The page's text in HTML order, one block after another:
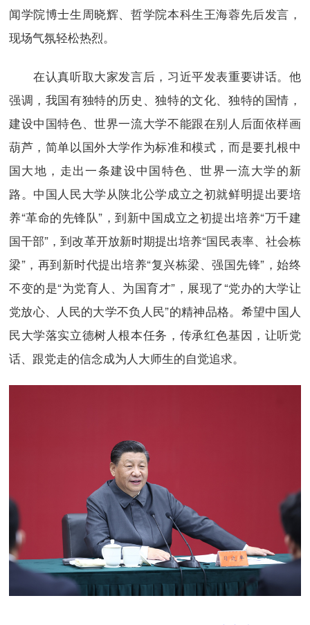
闻学院博士生周晓辉、哲学院本科生王海蓉先后发言，
现场气氛轻松热烈。
在认真听取大家发言后，习近平发表重要讲话。他
强调，我国有独特的历史、独特的文化、独特的国情，
建设中国特色、世界一流大学不能跟在别人后面依样画
葫芦，简单以国外大学作为标准和模式，而是要扎根中
国大地，走出一条建设中国特色、世界一流大学的新
路。中国人民大学从陕北公学成立之初就鲜明提出要培
养“革命的先锋队”，到新中国成立之初提出培养“万千建
国干部”，到改革开放新时期提出培养“国民表率、社会栋
梁”，再到新时代提出培养“复兴栋梁、强国先锋”，始终
不变的是“为党育人、为国育才”，展现了“党办的大学让
党放心、人民的大学不负人民”的精神品格。希望中国人
民大学落实立德树人根本任务，传承红色基因，让听党
话、跟党走的信念成为人大师生的自觉追求。